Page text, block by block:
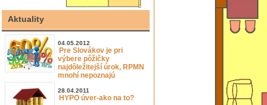
Aktuality
04.05.2012
Pre Slovákov je pri
výbere pôžičky
najdôležitejší úrok, RPMN
mnohí nepoznajú
28.04.2011
HYPO úver-ako na to?